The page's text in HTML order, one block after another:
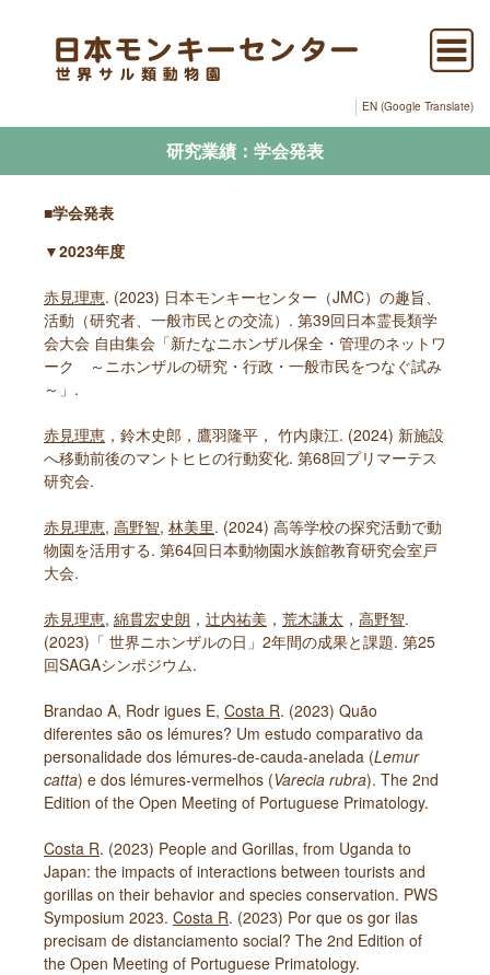
EN (Google Translate)
研究業績：学会発表
■学会発表
▼2023年度
赤見理恵. (2023) 日本モンキーセンター（JMC）の趣旨、
活動（研究者、一般市民との交流）. 第39回日本霊長類学
会大会 自由集会「新たなニホンザル保全・管理のネットワ
ーク ～ニホンザルの研究・行政・一般市民をつなぐ試み
～」.
赤見理恵 ，鈴木史郎，鷹羽隆平， 竹内康江. (2024) 新施設
へ移動前後のマントヒヒの行動変化. 第68回プリマーテス
研究会.
赤見理恵, 高野智, 林美里. (2024) 高等学校の探究活動で動
物園を活用する. 第64回日本動物園水族館教育研究会室戸
大会.
赤見理恵, 綿貫宏史朗 ， 辻内祐美 ， 荒木謙太 ， 高野智.
(2023)「 世界ニホンザルの日」2年間の成果と課題. 第25
回SAGAシンポジウム.
Brandao A, Rodr igues E, Costa R. (2023) Quão
diferentes são os lémures? Um estudo comparativo da
personalidade dos lémures-de-cauda-anelada (Lemur
catta) e dos lémures-vermelhos (Varecia rubra). The 2nd
Edition of the Open Meeting of Portuguese Primatology.
Costa R. (2023) People and Gorillas, from Uganda to
Japan: the impacts of interactions between tourists and
gorillas on their behavior and species conservation. PWS
Symposium 2023. Costa R. (2023) Por que os gor ilas
precisam de distanciamento social? The 2nd Edition of
the Open Meeting of Portuguese Primatology.